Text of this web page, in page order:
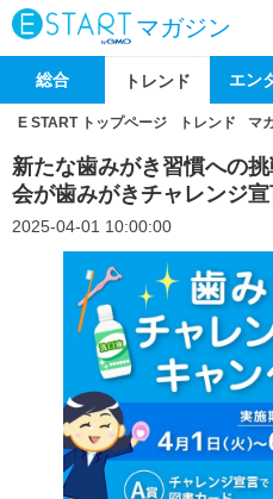
マガジン
総合 トレンド エン
E START トップページ トレンド マ
新たな歯みがき習慣への
会が歯みがきチャレンジ
2025-04-01 10:00:00